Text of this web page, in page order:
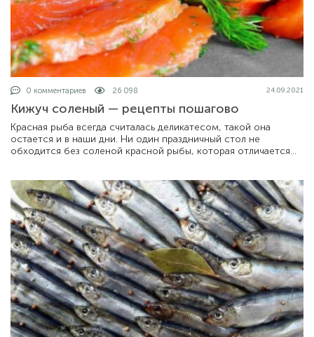
0 комментариев 26 098 24.09.2021
Кижуч соленый — рецепты пошагово
Красная рыба всегда считалась деликатесом, такой она
остается и в наши дни. Ни один праздничный стол не
обходится без соленой красной рыбы, которая отличается